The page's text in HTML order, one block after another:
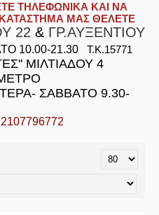
ΤΗΛΕΦΩΝΙΚΑ ΚΑΙ ΝΑ
ΜΑΣ ΘΕΛΕΤΕ
22 & ΓΡ.ΑΥΞΕΝΤΙΟΥ
10.00-21.30 Τ.Κ.15771
ΜΙΛΤΙΑΔΟΥ 4
ΜΕΤΡΟ
ΣΑΒΒΑΤΟ 9.30-